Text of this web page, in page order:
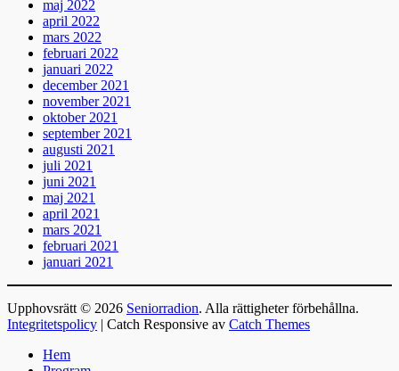
maj 2022
april 2022
mars 2022
februari 2022
januari 2022
december 2021
november 2021
oktober 2021
september 2021
augusti 2021
juli 2021
juni 2021
maj 2021
april 2021
mars 2021
februari 2021
januari 2021
Upphovsrätt © 2026 Seniorradion. Alla rättigheter förbehållna.
Integritetspolicy | Catch Responsive av Catch Themes
Hem